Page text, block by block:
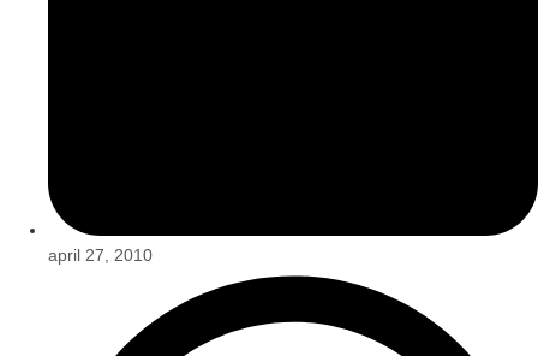
april 27, 2010